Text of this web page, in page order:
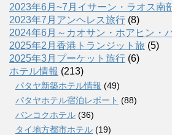
2023年6月~7月イサーン・ラオス南
2023年7月アンヘレス旅行 (8)
2024年6月～カオサン・ホアヒン・
2025年2月香港トランジット旅 (5)
2025年3月プーケット旅行 (6)
ホテル情報 (213)
パタヤ新築ホテル情報 (49)
パタヤホテル宿泊レポート (88)
バンコクホテル (36)
タイ地方都市ホテル (19)